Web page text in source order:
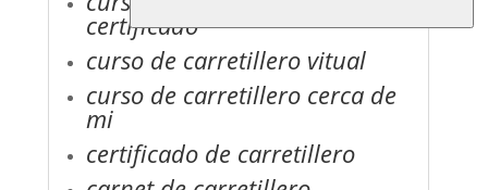
certificado
curso de carretillero vitual
curso de carretillero cerca de
mi
certificado de carretillero